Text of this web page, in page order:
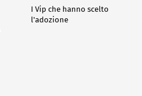
I Vip che hanno scelto
l'adozione